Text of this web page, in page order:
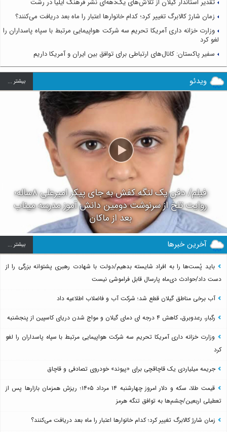
تقدیر استاندار گیلان از تلاش‌های یک‌دهه‌ای نشر فرهنگ ایلیا در رشت
زمان شارژ کالابرگ تغییر کرد؛ کدام خانوارها اعتبار را ماه بعد دریافت می‌کنند؟
وزارت خزانه داری آمریکا تحریم سه شرکت هواپیمایی مرتبط با سپاه پاسداران را
لغو کرد
سفیر پاکستان: کانال‌های ارتباطی برای توافق بین ایران و آمریکا داریم
ویدئو بيشتر ...
فیلم/ دفن یک لنگه کفش به جای پیکر امیرعلی ۸ساله؛
روایت تلخ از سرنوشت دومین دانش آموز مدرسه میناب
بعد از ماکان
آخرین خبرها بيشتر ...
باید پُست‌ها را به افراد شایسته بدهیم/دولت با شهادت رهبری پشتوانه بزرگی را از
دست داد/حوادث دی‌ماه پارسال قابل فراموشی نیست
آب برخی مناطق گیلان قطع شد؛ شرکت آب و فاضلاب اطلاعیه داد
رگبار، رعدوبرق، کاهش ۴ درجه ای دمای گیلان و مواج شدن دریای کاسپین از پنجشنبه
وزارت خزانه داری آمریکا تحریم سه شرکت هواپیمایی مرتبط با سپاه پاسداران را لغو
کرد
جریمه میلیاردی یک قاچاقچی برای «پیوند» خودروی تصادفی و قاچاق
قیمت طلا، سکه و دلار امروز چهارشنبه ۱۴ مرداد ۱۴۰۵؛ ریزش همزمان بازارها پس از
تعطیلی اربعین/چشم‌ها به توافق تنگه هرمز
زمان شارژ کالابرگ تغییر کرد؛ کدام خانوارها اعتبار را ماه بعد دریافت می‌کنند؟